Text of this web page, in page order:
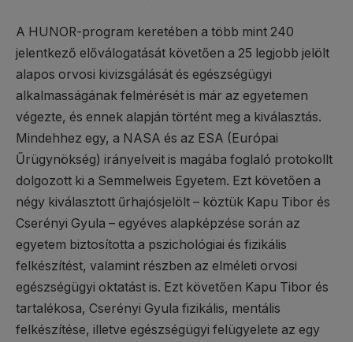
A HUNOR-program keretében a több mint 240
jelentkező előválogatását követően a 25 legjobb jelölt
alapos orvosi kivizsgálását és egészségügyi
alkalmasságának felmérését is már az egyetemen
végezte, és ennek alapján történt meg a kiválasztás.
Mindehhez egy, a NASA és az ESA (Európai
Űrügynökség) irányelveit is magába foglaló protokollt
dolgozott ki a Semmelweis Egyetem. Ezt követően a
négy kiválasztott űrhajósjelölt – köztük Kapu Tibor és
Cserényi Gyula – egyéves alapképzése során az
egyetem biztosította a pszichológiai és fizikális
felkészítést, valamint részben az elméleti orvosi
egészségügyi oktatást is. Ezt követően Kapu Tibor és
tartalékosa, Cserényi Gyula fizikális, mentális
felkészítése, illetve egészségügyi felügyelete az egy